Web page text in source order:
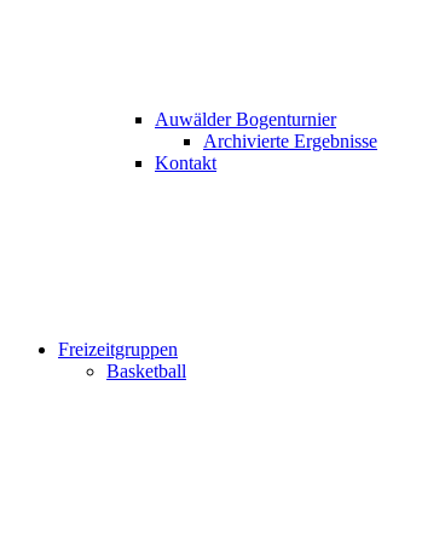
Auwälder Bogenturnier
Archivierte Ergebnisse
Kontakt
Freizeitgruppen
Basketball